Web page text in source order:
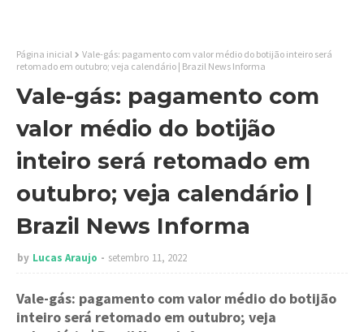
Página inicial
Vale-gás: pagamento com valor médio do botijão inteiro será
retomado em outubro; veja calendário | Brazil News Informa
Vale-gás: pagamento com
valor médio do botijão
inteiro será retomado em
outubro; veja calendário |
Brazil News Informa
by Lucas Araujo setembro 11, 2022
Vale-gás: pagamento com valor médio do botijão
inteiro será retomado em outubro; veja